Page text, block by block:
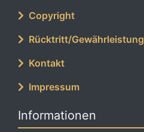
Copyright
Rücktritt/Gewährleistung
Kontakt
Impressum
Informationen